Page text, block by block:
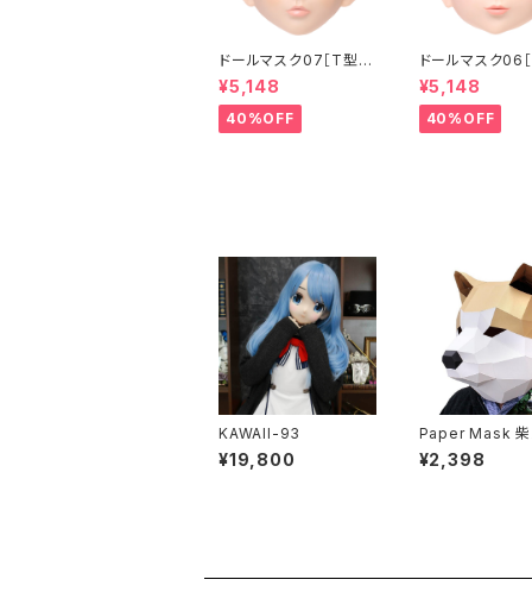
ドールマスク07［T型］
化粧目穴処理済 MASK
07 [DOLL T] Openin
g eye hole and mak
e up
¥5,148
40%OFF
ドールマスク06
化粧目穴処理
6 [DOLL K]
eye hole and
up
¥5,148
40%OFF
KAWAII-93
¥19,800
Paper Mask
panese dog
¥2,398